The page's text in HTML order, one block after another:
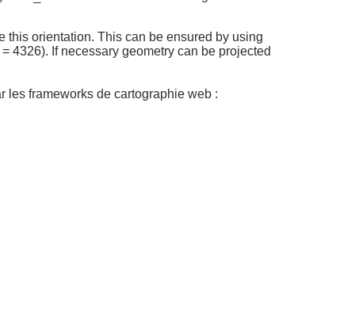
orientation. This can be ensured by using
4326). If necessary geometry can be projected
les frameworks de cartographie web :